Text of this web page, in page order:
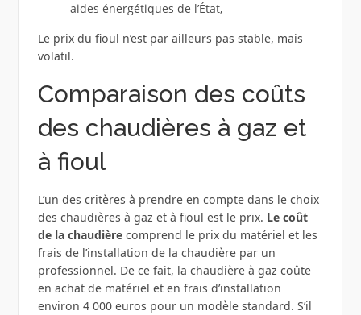
aides énergétiques de l’État,
Le prix du fioul n’est par ailleurs pas stable, mais
volatil.
Comparaison des coûts
des chaudières à gaz et
à fioul
L’un des critères à prendre en compte dans le choix
des chaudières à gaz et à fioul est le prix. Le coût
de la chaudière comprend le prix du matériel et les
frais de l’installation de la chaudière par un
professionnel. De ce fait, la chaudière à gaz coûte
en achat de matériel et en frais d’installation
environ 4 000 euros pour un modèle standard. S’il